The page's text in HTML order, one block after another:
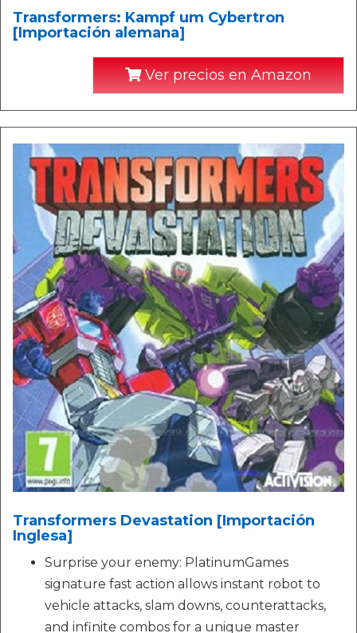
Transformers: Kampf um Cybertron
[Importación alemana]
Ver precios en Amazon
Transformers Devastation [Importación
Inglesa]
Surprise your enemy: PlatinumGames
signature fast action allows instant robot to
vehicle attacks, slam downs, counterattacks,
and infinite combos for a unique master